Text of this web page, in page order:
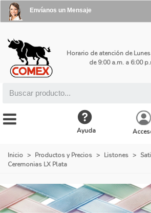
Envíanos un Mensaje
Horario de atención de
de 9:00 a.m. a 6:00
Ayuda
Inicio > Productos y Precios > Listones >
Ceremonias LX Plata